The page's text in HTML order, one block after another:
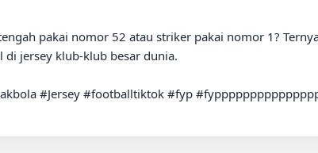
pakai nomor 52 atau striker pakai nomor 1?
jersey klub-klub besar dunia.
#Jersey #footballtiktok #fyp